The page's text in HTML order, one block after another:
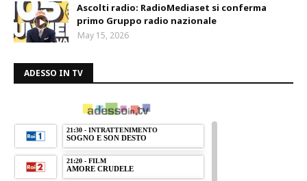
Ascolti radio: RadioMediaset si conferma
primo Gruppo radio nazionale
May 15, 2026
ADESSO IN TV